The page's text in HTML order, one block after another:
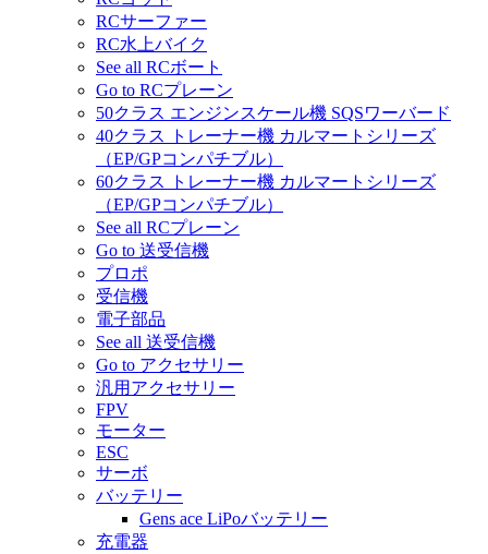
RCサーファー
RC水上バイク
See all RCボート
Go to RCプレーン
50クラス エンジンスケール機 SQSワーバード
40クラス トレーナー機 カルマートシリーズ
（EP/GPコンパチブル）
60クラス トレーナー機 カルマートシリーズ
（EP/GPコンパチブル）
See all RCプレーン
Go to 送受信機
プロポ
受信機
電子部品
See all 送受信機
Go to アクセサリー
汎用アクセサリー
FPV
モーター
ESC
サーボ
バッテリー
Gens ace LiPoバッテリー
充電器